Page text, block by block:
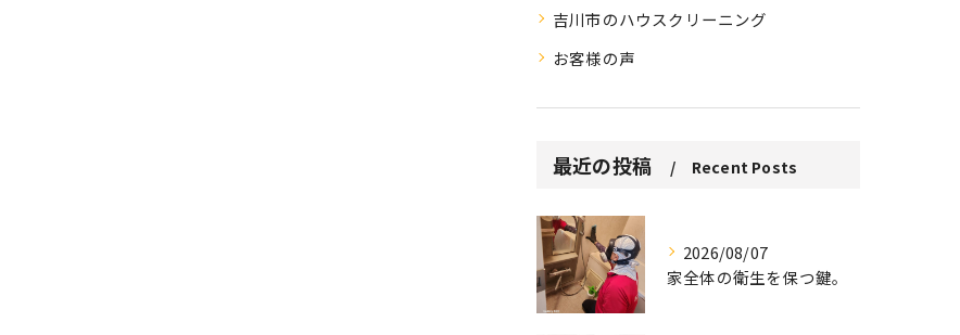
吉川市のハウスクリーニング
お客様の声
最近の投稿 Recent Posts
2026/08/07
家全体の衛生を保つ鍵。